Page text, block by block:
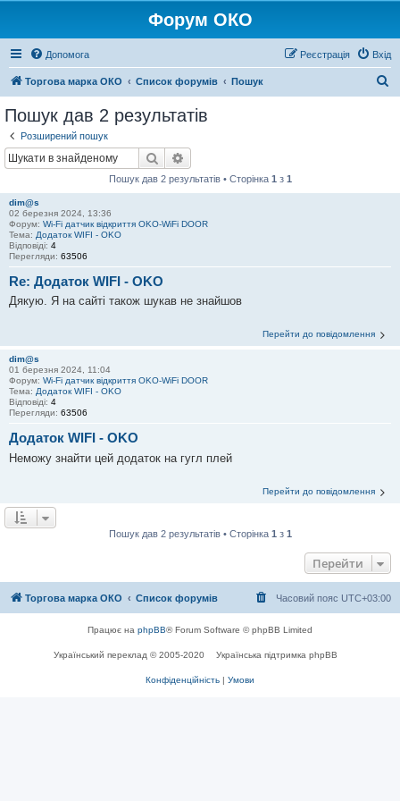
Форум ОКО
Допомога Вхід
Реєстрація
Торгова марка ОКО Список форумів Пошук
Пошук дав 2 результатів
Розширений пошук
Пошук
Пошук дав 2 результатів • Сторінка 1 з 1
dim@s
02 березня 2024, 13:36
Форум: Wi-Fi датчик відкриття OKO-WiFi DOOR
Тема: Додаток WIFI - OKO
Відповіді: 4
Перегляди: 63506
Re: Додаток WIFI - OKO
Дякую. Я на сайті також шукав не знайшов
Перейти до повідомлення
dim@s
01 березня 2024, 11:04
Форум: Wi-Fi датчик відкриття OKO-WiFi DOOR
Тема: Додаток WIFI - OKO
Відповіді: 4
Перегляди: 63506
Додаток WIFI - OKO
Неможу знайти цей додаток на гугл плей
Перейти до повідомлення
Пошук дав 2 результатів • Сторінка 1 з 1
Перейти
Торгова марка ОКО Список форумів Часовий пояс UTC+03:00
Працює на phpBB® Forum Software © phpBB Limited
Український переклад © 2005-2020 Українська підтримка phpBB
Конфіденційність | Умови